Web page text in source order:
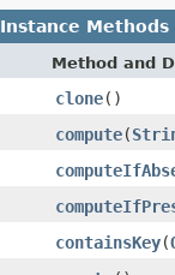
Instance Methods
Method and
clone()
compute(
containsKey(